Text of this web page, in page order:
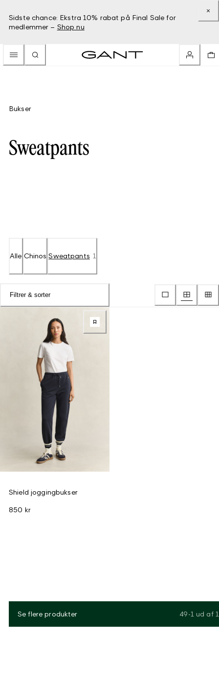
Sidste chance: Ekstra 10% rabat på Final Sale for
medlemmer – Shop nu
Bukser
Sweatpants
Alle Chinos Sweatpants 1
Filtrer & sorter
Shield joggingbukser
850 kr
Se flere produkter 49-1 ud af 1